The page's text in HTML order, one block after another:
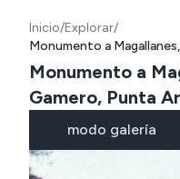
Inicio/Explorar/
Monumento a
Gamero, Punta
modo galería